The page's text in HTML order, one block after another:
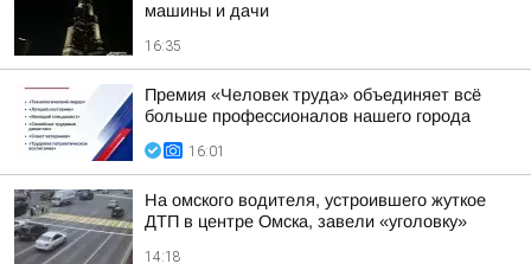
машины и дачи
16:35
Премия «Человек труда» объединяет всё
больше профессионалов нашего города
16:01
На омского водителя, устроившего жуткое
ДТП в центре Омска, завели «уголовку»
14:18